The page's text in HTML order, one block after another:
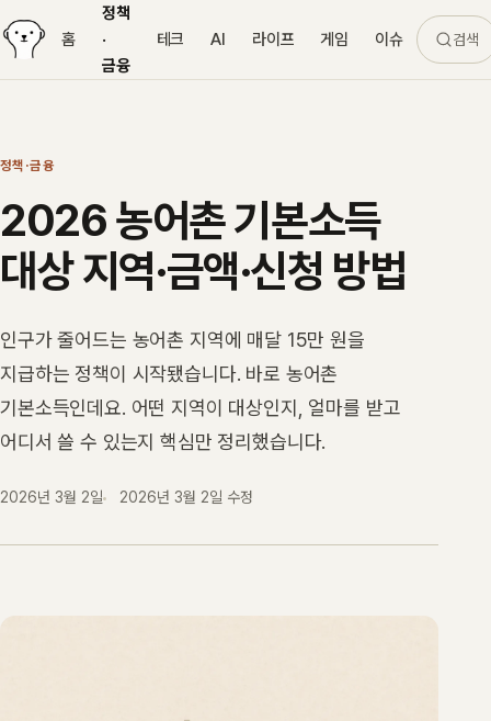
홈
정책
·
금융
테크 AI 라이프 게임 이슈 검색
정책·금융
2026 농어촌 기본소득
대상 지역·금액·신청 방법
인구가 줄어드는 농어촌 지역에 매달 15만 원을
지급하는 정책이 시작됐습니다. 바로 농어촌
기본소득인데요. 어떤 지역이 대상인지, 얼마를 받고
어디서 쓸 수 있는지 핵심만 정리했습니다.
2026년 3월 2일 2026년 3월 2일 수정